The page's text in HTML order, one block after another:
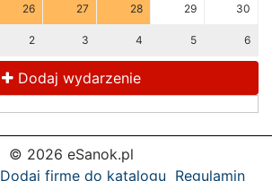
26 27 28 29 30
2 3 4 5 6
Dodaj wydarzenie
© 2026 eSanok.pl
Dodaj firmę do katalogu Regulamin